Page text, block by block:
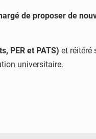
de proposer de
PER et PATS) et réitéré
universitaire.